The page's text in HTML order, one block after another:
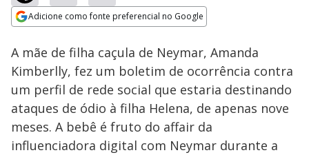
Adicione como fonte preferencial no Google
Ativar
100.00%
A mãe de filha caçula de Neymar, Amanda
Kimberlly, fez um boletim de ocorrência contra
um perfil de rede social que estaria destinando
ataques de ódio à filha Helena, de apenas nove
meses. A bebê é fruto do affair da
influenciadora digital com Neymar durante a